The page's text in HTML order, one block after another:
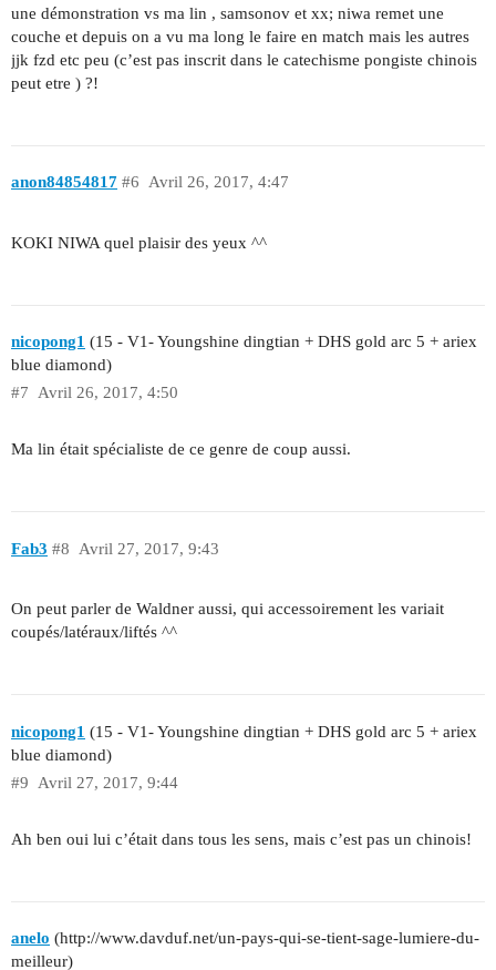
une démonstration vs ma lin , samsonov et xx; niwa remet une
couche et depuis on a vu ma long le faire en match mais les autres
jjk fzd etc peu (c’est pas inscrit dans le catechisme pongiste chinois
peut etre ) ?!
anon84854817 Avril 26, 2017, 4:47
#6
KOKI NIWA quel plaisir des yeux ^^
nicopong1 (15 - V1- Youngshine dingtian + DHS gold arc 5 + ariex
blue diamond)
Avril 26, 2017, 4:50
#7
Ma lin était spécialiste de ce genre de coup aussi.
Fab3 Avril 27, 2017, 9:43
#8
On peut parler de Waldner aussi, qui accessoirement les variait
coupés/latéraux/liftés ^^
nicopong1 (15 - V1- Youngshine dingtian + DHS gold arc 5 + ariex
blue diamond)
Avril 27, 2017, 9:44
#9
Ah ben oui lui c’était dans tous les sens, mais c’est pas un chinois!
anelo (http://www.davduf.net/un-pays-qui-se-tient-sage-lumiere-du-
meilleur)